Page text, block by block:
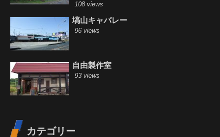
108 views
塙山キャバレー
96 views
自由製作室
93 views
カテゴリー